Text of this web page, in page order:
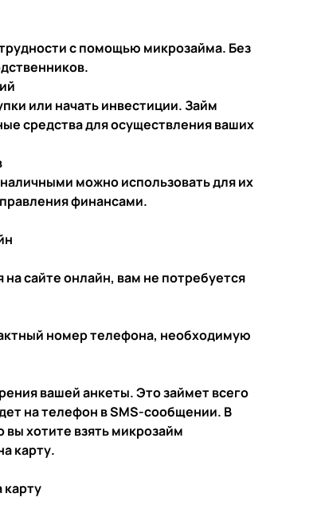
с помощью микрозайма. Без
или начать инвестиции. Займ
средства для осуществления ваших
можно использовать для их
финансами.
сайте онлайн, вам не потребуется
номер телефона, необходимую
вашей анкеты. Это займет всего
на телефон в SMS-сообщении. В
хотите взять микрозайм
карту.